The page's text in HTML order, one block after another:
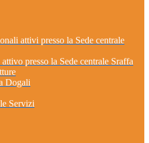
attivi presso la Sede centrale
presso la Sede centrale Sraffa
Dogali
Servizi